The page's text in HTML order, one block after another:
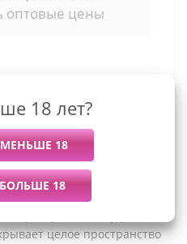
оптовые цены
для новичка в мире
но в то же время
на палец для
целое пространство
18 лет?